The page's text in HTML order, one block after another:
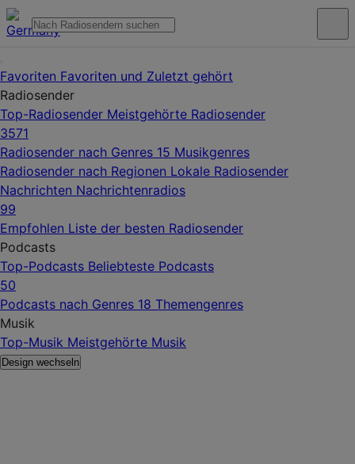
Favoriten Favoriten und Zuletzt gehört
Radiosender
Top-Radiosender Meistgehörte Radiosender
3571
Radiosender nach Genres 15 Musikgenres
Radiosender nach Regionen Lokale Radiosender
Nachrichten Nachrichtenradios
99
Empfohlen Liste der besten Radiosender
Podcasts
Top-Podcasts Beliebteste Podcasts
50
Podcasts nach Genres 18 Themengenres
Musik
Top-Musik Meistgehörte Musik
Design wechseln